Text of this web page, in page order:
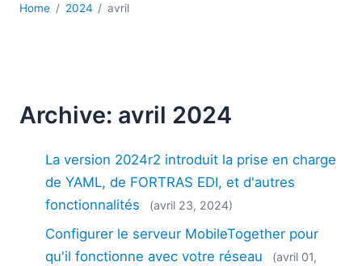
XML
2026
2024
2022
2021
2020
2019
Home 2024 avril
Archive: avril 2024
La version 2024r2 introduit la prise en charge
de YAML, de FORTRAS EDI, et d'autres
fonctionnalités
(avril 23, 2024)
Configurer le serveur MobileTogether pour
qu'il fonctionne avec votre réseau
(avril 01,